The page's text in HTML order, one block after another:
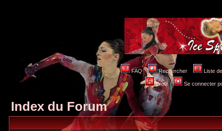
FAQ Rechercher Liste
Profil Se connecter
Index du Forum